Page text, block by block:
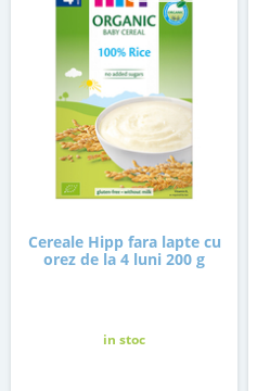
Cereale Hipp fara lapte cu
orez de la 4 luni 200 g
in stoc